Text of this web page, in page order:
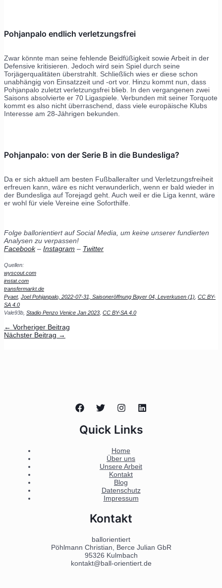
Pohjanpalo endlich verletzungsfrei
Zwar könnte man seine fehlende Beidfüßigkeit sowie Arbeit in der
Defensive kritisieren. Jedoch wird sein Spiel durch seine
Torjägerqualitäten überstrahlt. Schließlich wies er diese schon
unabhängig von Einsatzzeit und -ort vor. Hinzu kommt nun, dass
Pohjanpalo zuletzt verletzungsfrei blieb. In den vergangenen zwei
Saisons absolvierte er 70 Ligaspiele. Verbunden mit seiner Torquote
kommt es also nicht überraschend, dass viele europäische Klubs
Interesse am 28-Jährigen bekunden.
Pohjanpalo: von der Serie B in die Bundesliga?
Da er sich aktuell am besten Fußballeralter und Verletzungsfreiheit
erfreuen kann, wäre es nicht verwunderlich, wenn er bald wieder in
der Bundesliga auf Torejagd geht. Auch weil er die Liga kennt, wäre
er wohl für viele Vereine eine Soforthilfe.
Folge ballorientiert auf Social Media, um keine unserer fundierten
Analysen zu verpassen!
Facebook– Instagram – Twitter
Quellen:
wyscout.com
instat.com
transfermarkt.de
Pyaet, Joel Pohjanpalo, 2022-07-31, Saisoneröffnung Bayer 04, Leverkusen (1) CC BY-
SA 4.0
Vale93b, Stadio Penzo Venice Jan 2023 CC BY-SA 4.0
← Vorheriger Beitrag
Nächster Beitrag →
Quick Links
Home
Über uns
Unsere Arbeit
Kontakt
Blog
Datenschutz
Impressum
Kontakt
ballorientiert
Pöhlmann Christian, Berce Julian GbR
95326 Kulmbach
kontakt@ball-orientiert.de